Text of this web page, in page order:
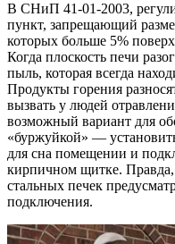
В СНиП 41-01-2003,
пункт, запрещающий
которых больше 5%
Когда плоскость печи
пыль, которая всегда
Продукты горения
вызвать у людей
возможный вариант для
«буржуйкой» —
для сна помещении и
кирпичном щитке.
стальных печек
подключения.